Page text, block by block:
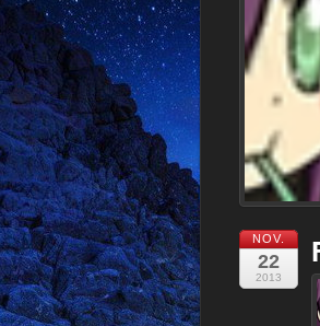
NOV.
22
2013